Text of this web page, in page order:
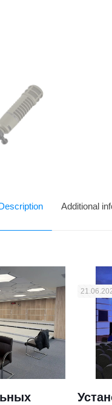
Additional